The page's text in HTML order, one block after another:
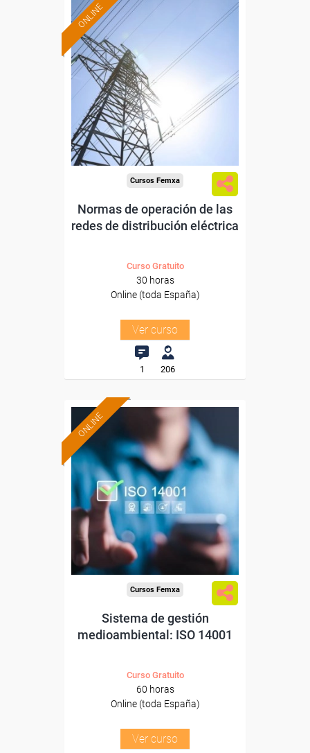
ONLINE
subvencionada.
Para desempleados,
trabajadores y autónomos.
Sector
-Metal.
Cursos Femxa
Normas de operación de las
redes de distribución eléctrica
Curso Gratuito
30 horas
Online (toda España)
Ver curso
1 206
ONLINE
Formación 100%
subvencionada.
Para desempleados,
trabajadores y autónomos.
Sector
-Metal.
Cursos Femxa
Sistema de gestión
medioambiental: ISO 14001
Curso Gratuito
60 horas
Online (toda España)
Ver curso